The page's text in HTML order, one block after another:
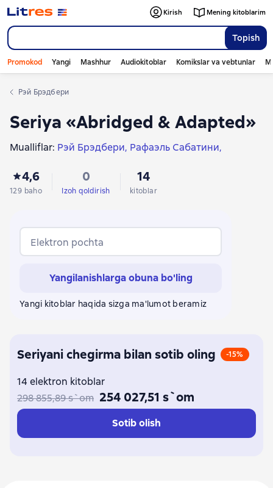
Topish
Kirish Mening kitoblarim
Promokod Yangi Mashhur Audiokitoblar Komikslar va vebtunlar
Рэй Брэдбери
Seriya «Abridged & Adapted»
Mualliflar: Рэй Брэдбери Рафаэль Сабатини
Эдгар Аллан По
Артур Хейли
Марио Пьюзо Гилберт Кит Честертон
4,6
129 baho
0
Izoh qoldirish
14
kitoblar
Elektron pochta
Yangilanishlarga obuna bo'ling
Yangi kitoblar haqida sizga ma'lumot beramiz
Seriyani chegirma bilan sotib oling -15%
14 elektron kitoblar
298 855,89 s`om 254 027,51 s`om
Sotib olish